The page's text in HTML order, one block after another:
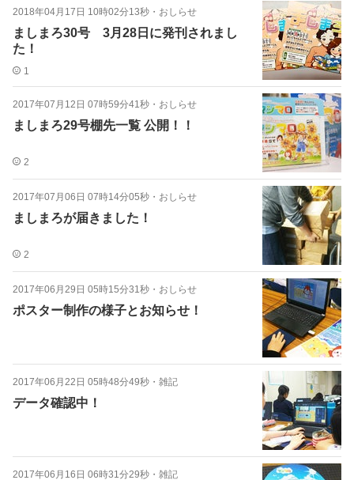
2018年04月17日 10時02分13秒 ・ おしらせ
ましまろ30号 3月28日に発刊されまし
た！
1
2017年07月12日 07時59分41秒 ・ おしらせ
ましまろ29号棚先一覧 公開！！
2
2017年07月06日 07時14分05秒 ・ おしらせ
ましまろが届きました！
2
2017年06月29日 05時15分31秒 ・ おしらせ
ポスター制作の様子とお知らせ！
2017年06月22日 05時48分49秒 ・ 雑記
データ確認中！
2017年06月16日 06時31分29秒 ・ 雑記